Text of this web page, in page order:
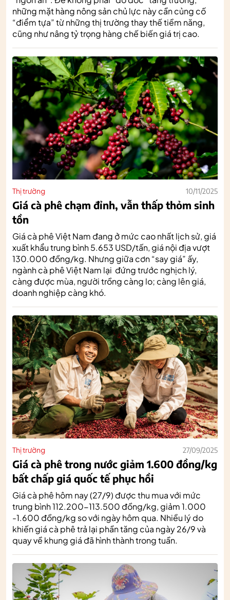
những mặt hàng nông sản chủ lực này cần củng cố
“điểm tựa” từ những thị trường thay thế tiềm năng,
cũng như nâng tỷ trọng hàng chế biến giá trị cao.
Thị trường 10/11/2025
Giá cà phê chạm đỉnh, vẫn thấp thỏm sinh
tồn
Giá cà phê Việt Nam đang ở mức cao nhất lịch sử, giá
xuất khẩu trung bình 5.653 USD/tấn, giá nội địa vượt
130.000 đồng/kg. Nhưng giữa cơn “say giá” ấy,
ngành cà phê Việt Nam lại đứng trước nghịch lý,
càng được mùa, người trồng càng lo; càng lên giá,
doanh nghiệp càng khó.
Thị trường 27/09/2025
Giá cà phê trong nước giảm 1.600 đồng/kg
bất chấp giá quốc tế phục hồi
Giá cà phê hôm nay (27/9) được thu mua với mức
trung bình 112.200-113.500 đồng/kg, giảm 1.000
-1.600 đồng/kg so với ngày hôm qua. Nhiều lý do
khiến giá cà phê trả lại phần tăng của ngày 26/9 và
quay về khung giá đã hình thành trong tuần.